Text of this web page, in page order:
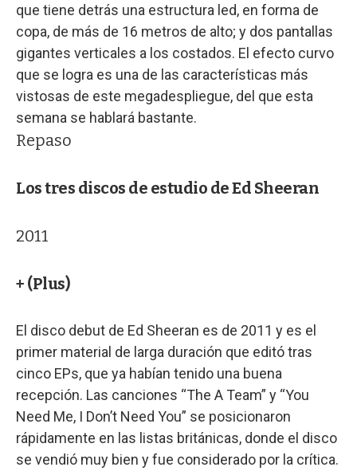
que tiene detrás una estructura led, en forma de
copa, de más de 16 metros de alto; y dos pantallas
gigantes verticales a los costados. El efecto curvo
que se logra es una de las características más
vistosas de este megadespliegue, del que esta
semana se hablará bastante.
Repaso
Los tres discos de estudio de Ed Sheeran
2011
+ (Plus)
El disco debut de Ed Sheeran es de 2011 y es el
primer material de larga duración que editó tras
cinco EPs, que ya habían tenido una buena
recepción. Las canciones “The A Team” y “You
Need Me, I Don’t Need You” se posicionaron
rápidamente en las listas británicas, donde el disco
se vendió muy bien y fue considerado por la crítica.